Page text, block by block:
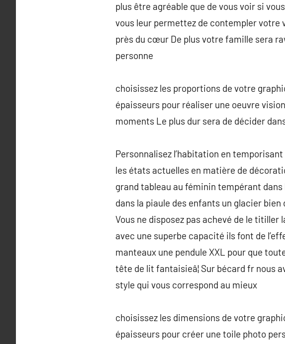
plus être agréable que de vous voir si
vous leur permettez de contempler votre
près du cœur De plus votre famille sera
personne
choisissez les proportions de votre
épaisseurs pour réaliser une oeuvre
moments Le plus dur sera de décider
Personnalisez l’habitation en
les états actuelles en matière de
grand tableau au féminin tempérant
dans la piaule des enfants un glacier bien
Vous ne disposez pas achevé de le
avec une superbe capacité ils font de
manteaux une pendule XXL pour que
tête de lit fantaisieâ¦ Sur bécard fr nous
style qui vous correspond au mieux
choisissez les dimensions de votre
épaisseurs pour créer une toile photo